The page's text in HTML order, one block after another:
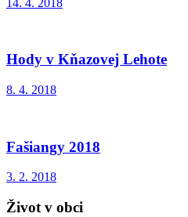
Hody v Kňazovej Lehote
8. 4. 2018
Fašiangy 2018
3. 2. 2018
Život v obci